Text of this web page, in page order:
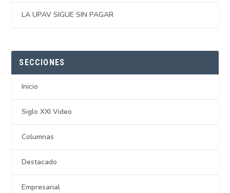
LA UPAV SIGUE SIN PAGAR
SECCIONES
Inicio
Siglo XXI Video
Columnas
Destacado
Empresarial